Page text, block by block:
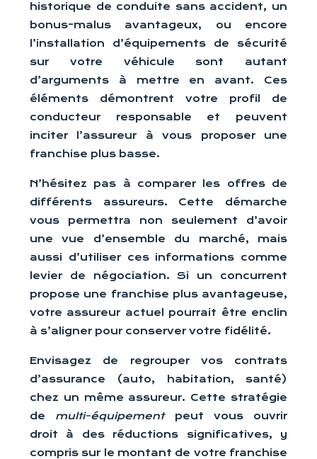
historique de conduite sans accident, un
bonus-malus avantageux, ou encore
l’installation d’équipements de sécurité
sur votre véhicule sont autant
d’arguments à mettre en avant. Ces
éléments démontrent votre profil de
conducteur responsable et peuvent
inciter l’assureur à vous proposer une
franchise plus basse.
N’hésitez pas à comparer les offres de
différents assureurs. Cette démarche
vous permettra non seulement d’avoir
une vue d’ensemble du marché, mais
aussi d’utiliser ces informations comme
levier de négociation. Si un concurrent
propose une franchise plus avantageuse,
votre assureur actuel pourrait être enclin
à s’aligner pour conserver votre fidélité.
Envisagez de regrouper vos contrats
d’assurance (auto, habitation, santé)
chez un même assureur. Cette stratégie
de multi-équipement peut vous ouvrir
droit à des réductions significatives, y
compris sur le montant de votre franchise